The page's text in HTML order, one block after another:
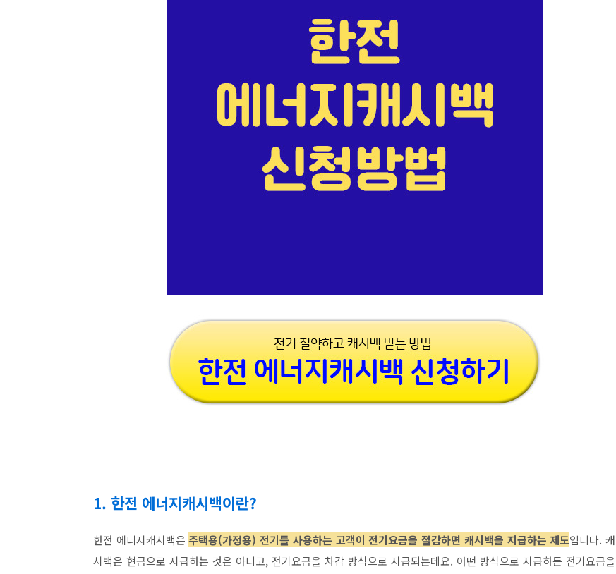
1. 한전 에너지캐시백이란?
한전 에너지캐시백은주택용(가정용) 전기를 사용하는 고객이 전기요금을 절감하면 캐시백을 지급하는 제도입니다. 캐
시백은 현금으로 지급하는 것은 아니고, 전기요금을 차감 방식으로 지급되는데요. 어떤 방식으로 지급하든 전기요금을